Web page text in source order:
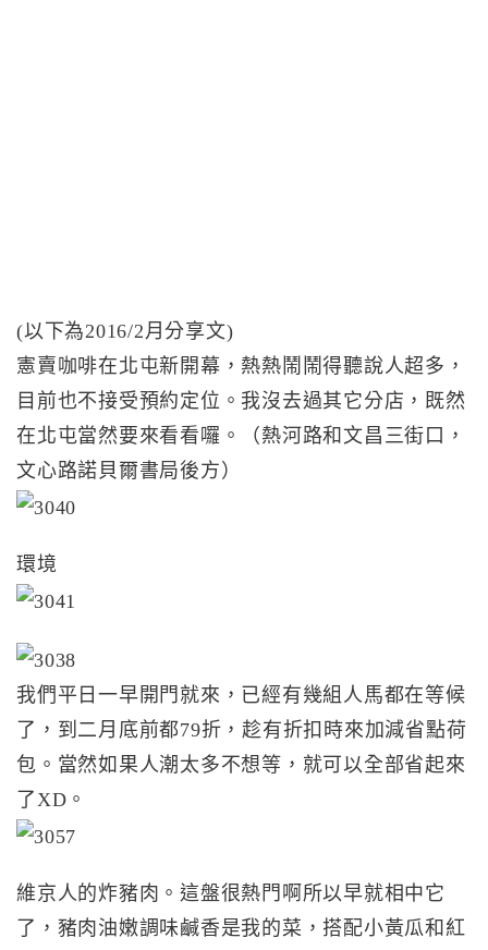
(以下為2016/2月分享文)
憲賣咖啡在北屯新開幕，熱熱鬧鬧得聽說人超多，
目前也不接受預約定位。我沒去過其它分店，既然
在北屯當然要來看看囉。（熱河路和文昌三街口，
文心路諾貝爾書局後方）
環境
我們平日一早開門就來，已經有幾組人馬都在等候
了，到二月底前都79折，趁有折扣時來加減省點荷
包。當然如果人潮太多不想等，就可以全部省起來
了XD。
維京人的炸豬肉。這盤很熱門啊所以早就相中它
了，豬肉油嫩調味鹹香是我的菜，搭配小黃瓜和紅